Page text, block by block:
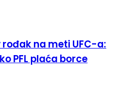
na meti UFC-a:
PFL plaća borce